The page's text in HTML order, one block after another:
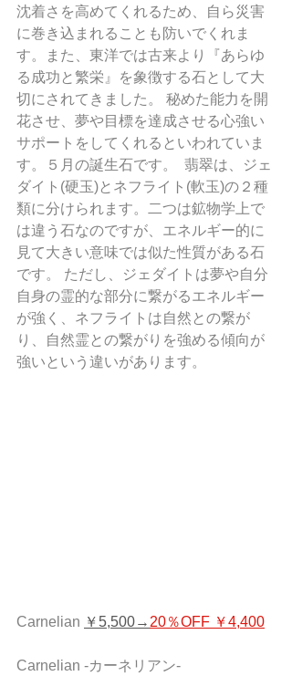
沈着さを高めてくれるため、自ら災害
に巻き込まれることも防いでくれま
す。また、東洋では古来より『あらゆ
る成功と繁栄』を象徴する石として大
切にされてきました。 秘めた能力を開
花させ、夢や目標を達成させる心強い
サポートをしてくれるといわれていま
す。５月の誕生石です。  翡翠は、ジェ
ダイト(硬玉)とネフライト(軟玉)の２種
類に分けられます。二つは鉱物学上で
は違う石なのですが、エネルギー的に
見て大きい意味では似た性質がある石
です。 ただし、ジェダイトは夢や自分
自身の霊的な部分に繋がるエネルギー
が強く、ネフライトは自然との繋が
り、自然霊との繋がりを強める傾向が
強いという違いがあります。
Carnelian ￥5,500→ 20％OFF ￥4,400
Carnelian -カーネリアン-